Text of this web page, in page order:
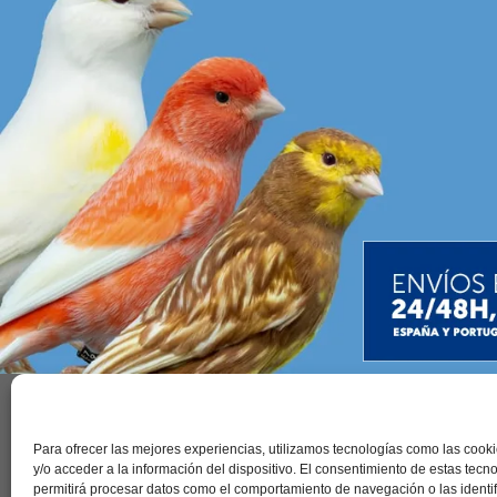
Para ofrecer las mejores experiencias, utilizamos tecnologías como las
y/o acceder a la información del dispositivo. El consentimiento de estas
permitirá procesar datos como el comportamiento de navegación o las